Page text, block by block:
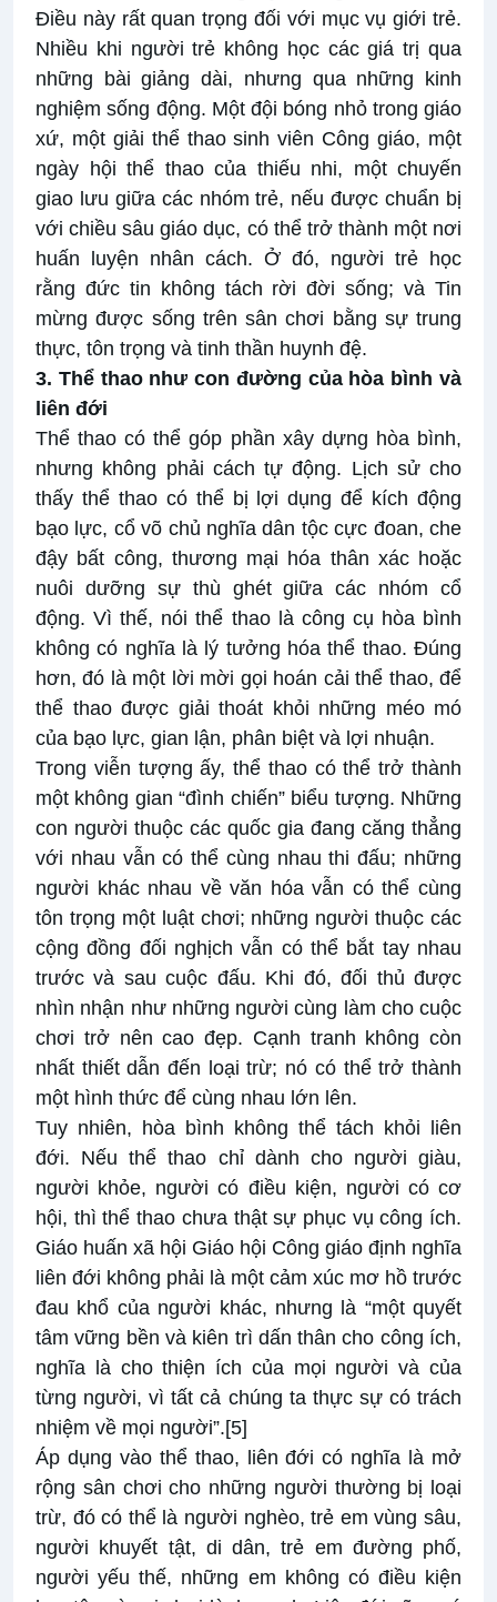
Điều này rất quan trọng đối với mục vụ giới trẻ.
Nhiều khi người trẻ không học các giá trị qua
những bài giảng dài, nhưng qua những kinh
nghiệm sống động. Một đội bóng nhỏ trong giáo
xứ, một giải thể thao sinh viên Công giáo, một
ngày hội thể thao của thiếu nhi, một chuyến
giao lưu giữa các nhóm trẻ, nếu được chuẩn bị
với chiều sâu giáo dục, có thể trở thành một nơi
huấn luyện nhân cách. Ở đó, người trẻ học
rằng đức tin không tách rời đời sống; và Tin
mừng được sống trên sân chơi bằng sự trung
thực, tôn trọng và tinh thần huynh đệ.
3. Thể thao như con đường của hòa bình và
liên đới
Thể thao có thể góp phần xây dựng hòa bình,
nhưng không phải cách tự động. Lịch sử cho
thấy thể thao có thể bị lợi dụng để kích động
bạo lực, cổ võ chủ nghĩa dân tộc cực đoan, che
đậy bất công, thương mại hóa thân xác hoặc
nuôi dưỡng sự thù ghét giữa các nhóm cổ
động. Vì thế, nói thể thao là công cụ hòa bình
không có nghĩa là lý tưởng hóa thể thao. Đúng
hơn, đó là một lời mời gọi hoán cải thể thao, để
thể thao được giải thoát khỏi những méo mó
của bạo lực, gian lận, phân biệt và lợi nhuận.
Trong viễn tượng ấy, thể thao có thể trở thành
một không gian “đình chiến” biểu tượng. Những
con người thuộc các quốc gia đang căng thẳng
với nhau vẫn có thể cùng nhau thi đấu; những
người khác nhau về văn hóa vẫn có thể cùng
tôn trọng một luật chơi; những người thuộc các
cộng đồng đối nghịch vẫn có thể bắt tay nhau
trước và sau cuộc đấu. Khi đó, đối thủ được
nhìn nhận như những người cùng làm cho cuộc
chơi trở nên cao đẹp. Cạnh tranh không còn
nhất thiết dẫn đến loại trừ; nó có thể trở thành
một hình thức để cùng nhau lớn lên.
Tuy nhiên, hòa bình không thể tách khỏi liên
đới. Nếu thể thao chỉ dành cho người giàu,
người khỏe, người có điều kiện, người có cơ
hội, thì thể thao chưa thật sự phục vụ công ích.
Giáo huấn xã hội Giáo hội Công giáo định nghĩa
liên đới không phải là một cảm xúc mơ hồ trước
đau khổ của người khác, nhưng là “một quyết
tâm vững bền và kiên trì dấn thân cho công ích,
nghĩa là cho thiện ích của mọi người và của
từng người, vì tất cả chúng ta thực sự có trách
nhiệm về mọi người”.[5]
Áp dụng vào thể thao, liên đới có nghĩa là mở
rộng sân chơi cho những người thường bị loại
trừ, đó có thể là người nghèo, trẻ em vùng sâu,
người khuyết tật, di dân, trẻ em đường phố,
người yếu thế, những em không có điều kiện